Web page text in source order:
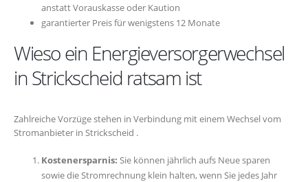
anstatt Vorauskasse oder Kaution
garantierter Preis für wenigstens 12 Monate
Wieso ein Energieversorgerwechsel
in Strickscheid ratsam ist
Zahlreiche Vorzüge stehen in Verbindung mit einem Wechsel vom
Stromanbieter in Strickscheid .
Kostenersparnis: Sie können jährlich aufs Neue sparen
sowie die Stromrechnung klein halten, wenn Sie jedes Jahr